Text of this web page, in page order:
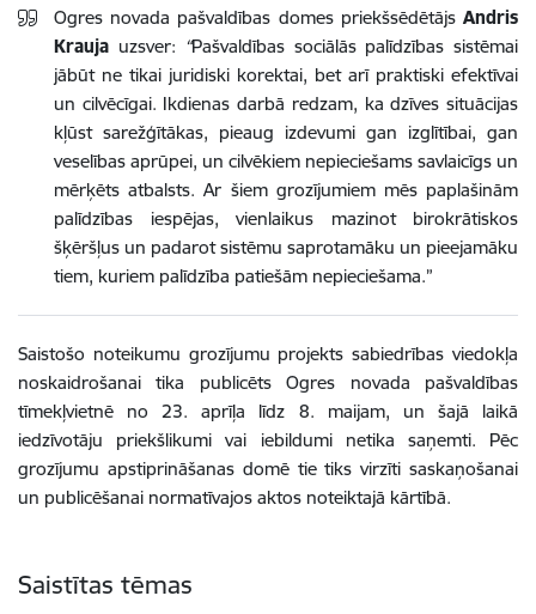
Ogres novada pašvaldības domes priekšsēdētājs Andris
Krauja uzsver: “Pašvaldības sociālās palīdzības sistēmai
jābūt ne tikai juridiski korektai, bet arī praktiski efektīvai
un cilvēcīgai. Ikdienas darbā redzam, ka dzīves situācijas
kļūst sarežģītākas, pieaug izdevumi gan izglītībai, gan
veselības aprūpei, un cilvēkiem nepieciešams savlaicīgs un
mērķēts atbalsts. Ar šiem grozījumiem mēs paplašinām
palīdzības iespējas, vienlaikus mazinot birokrātiskos
šķēršļus un padarot sistēmu saprotamāku un pieejamāku
tiem, kuriem palīdzība patiešām nepieciešama.”
Saistošo noteikumu grozījumu projekts sabiedrības viedokļa
noskaidrošanai tika publicēts Ogres novada pašvaldības
tīmekļvietnē no 23. aprīļa līdz 8. maijam, un šajā laikā
iedzīvotāju priekšlikumi vai iebildumi netika saņemti. Pēc
grozījumu apstiprināšanas domē tie tiks virzīti saskaņošanai
un publicēšanai normatīvajos aktos noteiktajā kārtībā.
Saistītas tēmas